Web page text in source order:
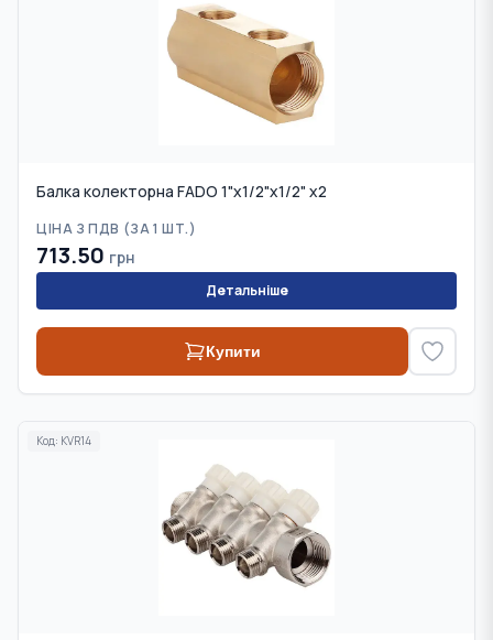
Балка колекторна FADO 1"x1/2"x1/2" x2
ЦІНА З ПДВ (ЗА 1 ШТ.)
713.50 грн
Детальніше
Купити
Код: KVR14